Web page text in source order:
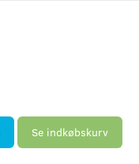
Se indkøbskurv